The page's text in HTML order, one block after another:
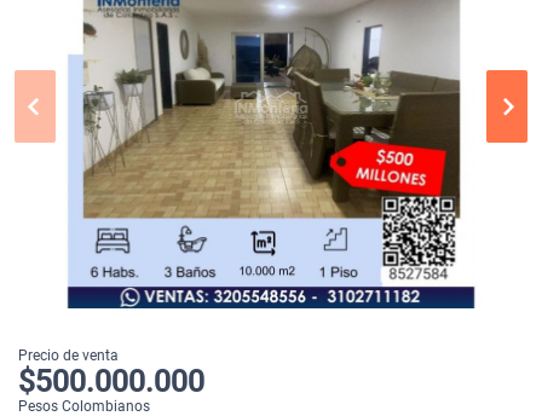
Precio de venta
$500.000.000
Pesos Colombianos